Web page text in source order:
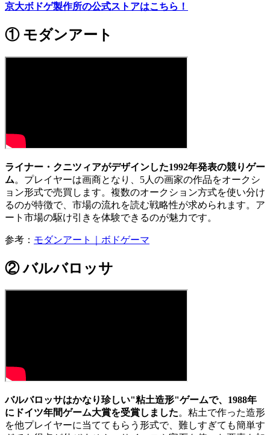
京大ボドゲ製作所の公式ストアはこちら！
① モダンアート
ライナー・クニツィアがデザインした1992年発表の競りゲー
ム。プレイヤーは画商となり、5人の画家の作品をオークシ
ョン形式で売買します。複数のオークション方式を使い分け
るのが特徴で、市場の流れを読む戦略性が求められます。ア
ート市場の駆け引きを体験できるのが魅力です。
参考： モダンアート｜ボドゲーマ
② バルバロッサ
バルバロッサはかなり珍しい"粘土造形"ゲームで、1988年
にドイツ年間ゲーム大賞を受賞しました。粘土で作った造形
を他プレイヤーに当ててもらう形式で、難しすぎても簡単す